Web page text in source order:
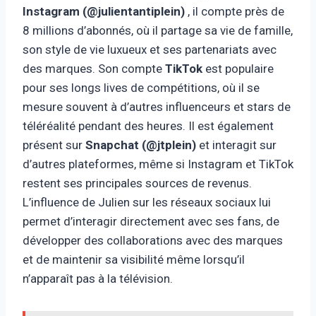
Instagram (@julientantiplein) , il compte près de
8 millions d’abonnés, où il partage sa vie de famille,
son style de vie luxueux et ses partenariats avec
des marques. Son compte TikTok est populaire
pour ses longs lives de compétitions, où il se
mesure souvent à d’autres influenceurs et stars de
téléréalité pendant des heures. Il est également
présent sur Snapchat (@jtplein) et interagit sur
d’autres plateformes, même si Instagram et TikTok
restent ses principales sources de revenus.
L’influence de Julien sur les réseaux sociaux lui
permet d’interagir directement avec ses fans, de
développer des collaborations avec des marques
et de maintenir sa visibilité même lorsqu’il
n’apparaît pas à la télévision.